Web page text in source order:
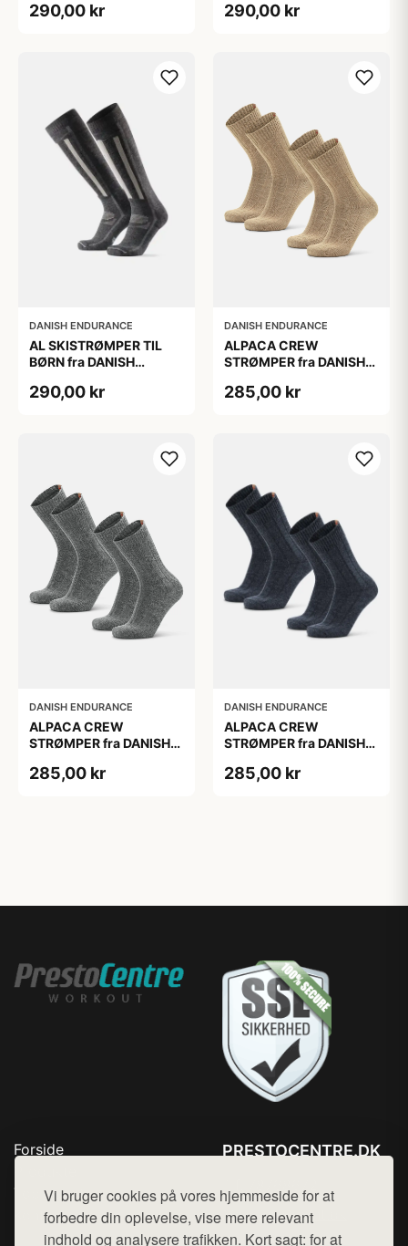
Vi bruger cookies på vores hjemmeside for at
forbedre din oplevelse, vise mere relevant
indhold og analysere trafikken. Kort sagt: for at
35-38
290,00 kr
Lysegrå/Lyserød, 35-38
290,00 kr
DANISH ENDURANCE
AL SKISTRØMPER TIL
BØRN fra DANISH
Mørkegrå/Lysegrå, 35-
290,00 kr
DANISH ENDURANCE
ALPACA CREW
STRØMPER fra DANISH
38, Varm og åndbar
285,00 kr
DANISH ENDURANCE
ALPACA CREW
STRØMPER fra DANISH
38, Varm og åndbar
285,00 kr
DANISH ENDURANCE
ALPACA CREW
STRØMPER fra DANISH
38, Varm og åndbar
285,00 kr
Forside
Top Rabatter
Kontakt
PRESTOCENTRE.DK
Mail: hej@want.dk